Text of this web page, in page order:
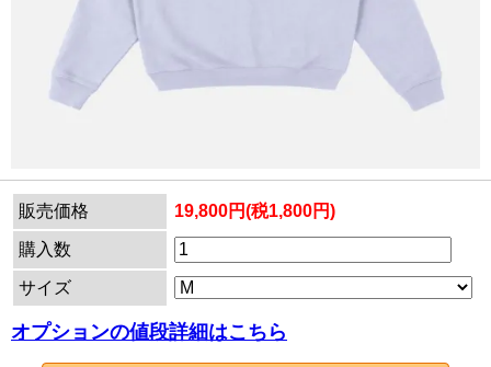
販売価格 19,800円(税1,800円)
購入数
サイズ
オプションの値段詳細はこちら